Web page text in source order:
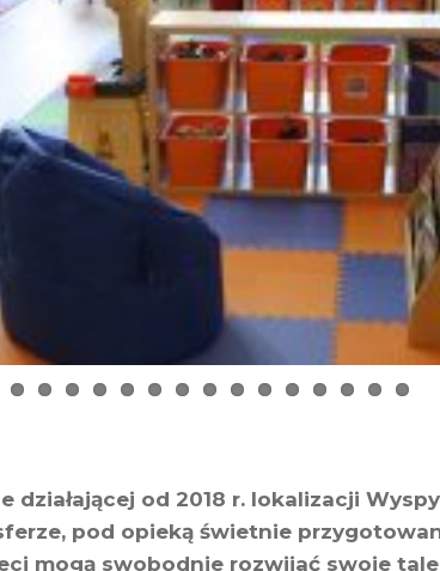
działającej od 2018 r. lokalizacji
pod opieką świetnie
mogą swobodnie rozwijać swoje